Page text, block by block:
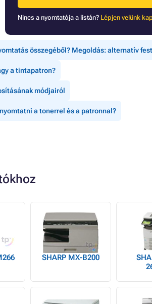
Nincs a nyomtatója a listán? Lépjen velünk
összegéből? Megoldás: alternatív
a tintapatron?
módjairól
a tonerrel és a patronnal?
SHARP MX-B200